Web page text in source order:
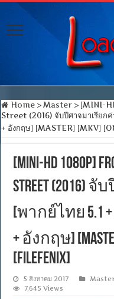
Home > Master > [MINI-
Street (2016) จับปีศาจมาเรียก
+ อังกฤษ] [MASTER] [MKV]
[MINI-HD 1080P]
Street (2016)
[พากย์ไทย 5.1
+ อังกฤษ]
[Filefenix]
5 สิงหาคม 2017
7,645 Views